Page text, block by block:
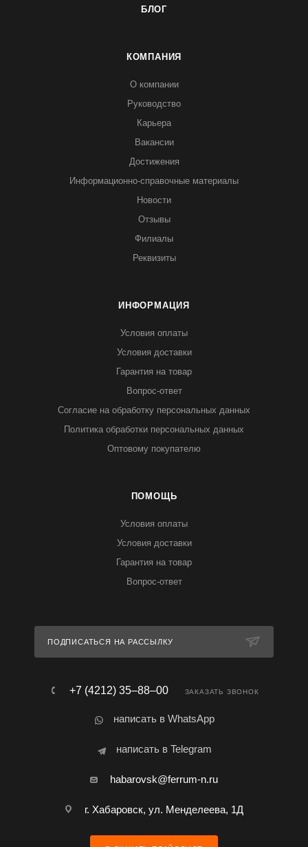
БЛОГ
КОМПАНИЯ
О компании
Руководство
Карьера
Вакансии
Достижения
Информационно-справочные материалы
Новости
Отзывы
Филиалы
Реквизиты
ИНФОРМАЦИЯ
Условия оплаты
Условия доставки
Гарантия на товар
Вопрос-ответ
Согласие на обработку персональных данных
Политика обработки персональных данных
Оптовому покупателю
ПОМОЩЬ
Условия оплаты
Условия доставки
Гарантия на товар
Вопрос-ответ
ПОДПИСАТЬСЯ НА РАССЫЛКУ
+7 (4212) 35‒88‒00 ЗАКАЗАТЬ ЗВОНОК
написать в WhatsApp
написать в Telegram
habarovsk@ferrum-n.ru
г. Хабаровск, ул. Менделеева, 1Д